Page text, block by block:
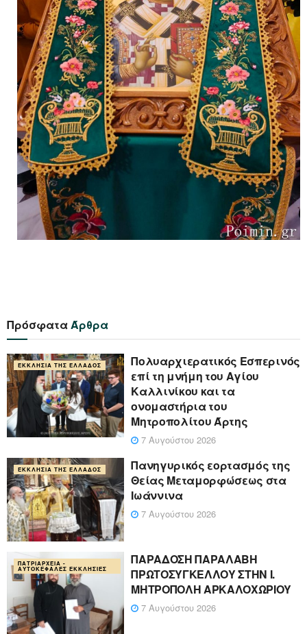
Πρόσφατα Άρθρα
ΕΚΚΛΗΣΊΑ ΤΗΣ ΕΛΛΆΔΟΣ
Πολυαρχιερατικός Εσπερινός
επί τη μνήμη του Αγίου
Καλλινίκου και τα
ονομαστήρια του
Μητροπολίτου Άρτης
7 Αυγούστου 2026
ΕΚΚΛΗΣΊΑ ΤΗΣ ΕΛΛΆΔΟΣ
Πανηγυρικός εορτασμός της
Θείας Μεταμορφώσεως στα
Ιωάννινα
7 Αυγούστου 2026
ΠΑΤΡΙΑΡΧΕΊΑ -
ΑΥΤΟΚΈΦΑΛΕΣ ΕΚΚΛΗΣΊΕΣ
ΠΑΡΑΔΟΣΗ ΠΑΡΑΛΑΒΗ
ΠΡΩΤΟΣΥΓΚΕΛΛΟΥ ΣΤΗΝ Ι.
ΜΗΤΡΟΠΟΛΗ ΑΡΚΑΛΟΧΩΡΙΟΥ
7 Αυγούστου 2026